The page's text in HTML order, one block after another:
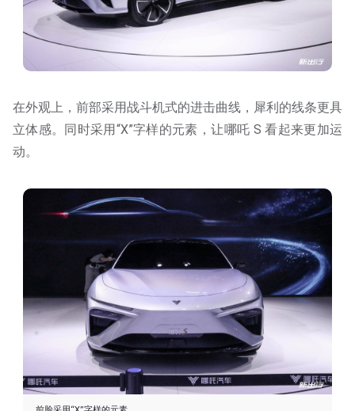
在外观上，前部采用战斗机式的进击曲线，犀利的线条更具
立体感。同时采用“X”字样的元素，让哪吒 S 看起来更加运
动。